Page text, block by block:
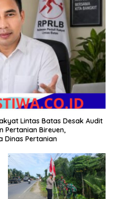
Lintas Batas Desak Audit
Pertanian Bireuen,
Dinas Pertanian